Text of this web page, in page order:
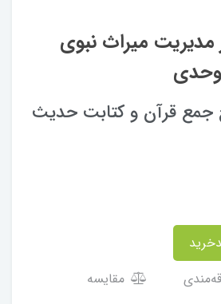
مدیریت میراث نبوی
جمع قرآن و کتابت حدیث
مقایسه